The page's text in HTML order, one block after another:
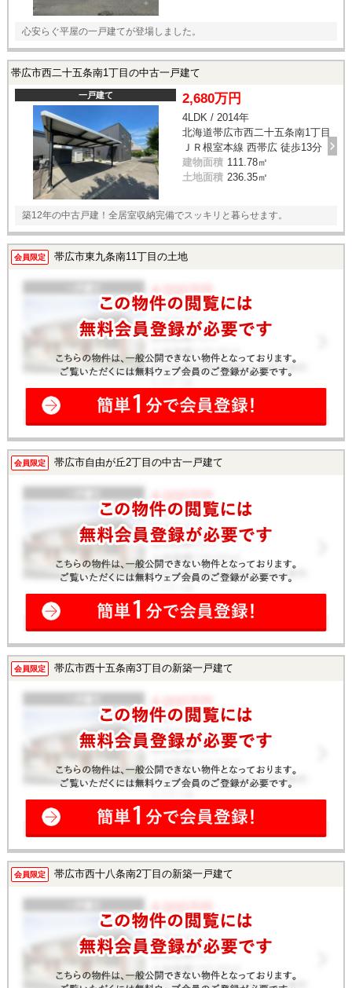
心安らぐ平屋の一戸建てが登場しました。
帯広市西二十五条南1丁目の中古一戸建て
一戸建て 2,680万円
4LDK / 2014年
北海道帯広市西二十五条南1丁目
ＪＲ根室本線 西帯広 徒歩13分
建物面積 111.78㎡
土地面積 236.35㎡
築12年の中古戸建！全居室収納完備でスッキリと暮らせます。
会員限定 帯広市東九条南11丁目の土地
会員限定 帯広市自由が丘2丁目の中古一戸建て
会員限定 帯広市西十五条南3丁目の新築一戸建て
会員限定 帯広市西十八条南2丁目の新築一戸建て